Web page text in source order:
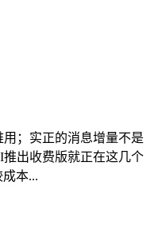
；实正的消息增量不是
出收费版就正在这几个
本...